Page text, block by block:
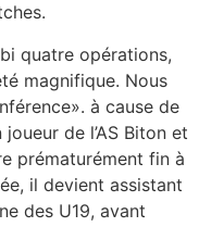
quatre opérations,
magnifique. Nous
à cause de
de l’AS Biton et
prématurément fin à
il devient assistant
des U19, avant